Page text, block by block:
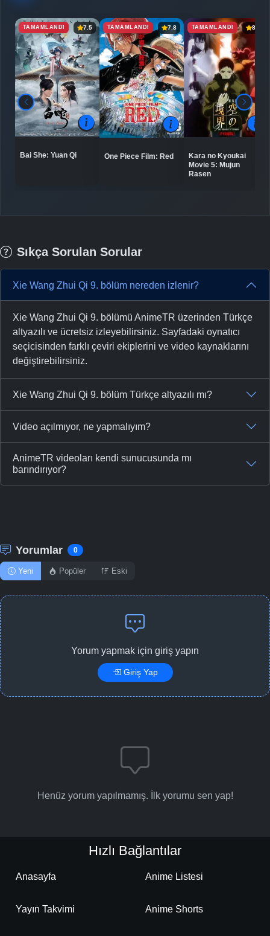
TAMAMLANDI 7.5
Bai She: Yuan Qi
TAMAMLANDI 7.8
One Piece Film: Red
TAMAMLANDI 8.5
Kara no Kyoukai
Movie 5: Mujun
Rasen
Sıkça Sorulan Sorular
Xie Wang Zhui Qi 9. bölüm nereden izlenir?
Xie Wang Zhui Qi 9. bölümü AnimeTR üzerinden Türkçe
altyazılı ve ücretsiz izleyebilirsiniz. Sayfadaki oynatıcı
seçicisinden farklı çeviri ekiplerini ve video kaynaklarını
değiştirebilirsiniz.
Xie Wang Zhui Qi 9. bölüm Türkçe altyazılı mı?
Video açılmıyor, ne yapmalıyım?
AnimeTR videoları kendi sunucusunda mı
barındırıyor?
Yorumlar 0
Yeni Popüler Eski
Yorum yapmak için giriş yapın
Giriş Yap
Henüz yorum yapılmamış. İlk yorumu sen yap!
Hızlı Bağlantılar
Anasayfa Anime Listesi
Yayın Takvimi Anime Shorts